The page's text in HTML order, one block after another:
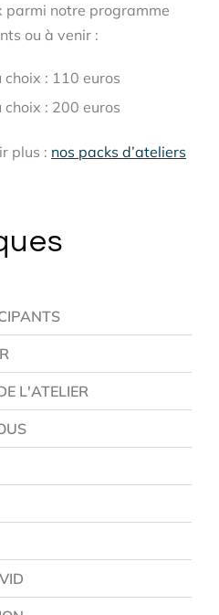
parmi notre programme
ou à venir :
: 110 euros
: 200 euros
plus : nos packs d’ateliers
L'ATELIER